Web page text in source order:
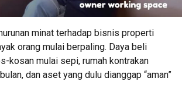
minat terhadap bisnis properti
orang mulai berpaling. Daya beli
kosan mulai sepi, rumah kontrakan
dan aset yang dulu dianggap “aman”